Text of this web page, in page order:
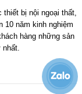
bị nội ngoại thất,
10 năm kinh nghiệm
hàng những sản